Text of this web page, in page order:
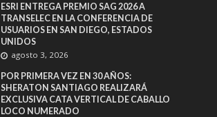
ESRI ENTREGA PREMIO SAG 2026 A
TRANSELEC EN LA CONFERENCIA DE
USUARIOS EN SAN DIEGO, ESTADOS
UNIDOS
agosto 3, 2026
POR PRIMERA VEZ EN 30 AÑOS:
SHERATON SANTIAGO REALIZARÁ
EXCLUSIVA CATA VERTICAL DE CABALLO
LOCO NUMERADO